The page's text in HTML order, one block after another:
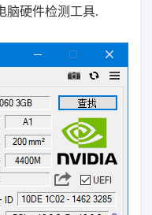
脑硬件检测工具.